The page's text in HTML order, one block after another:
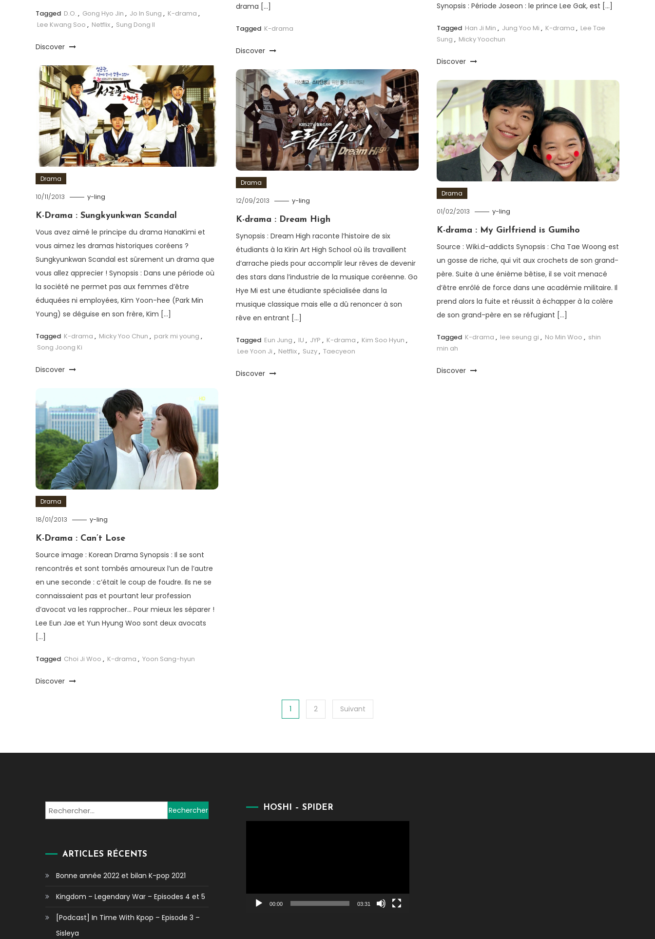
Tagged D.O. , Gong Hyo Jin , Jo In Sung , K-drama ,
Lee Kwang Soo , Netflix, Sung Dong Il
Discover
drama […]
Tagged K-drama
Discover
Synopsis : Période Joseon : le prince Lee Gak, est […]
Tagged Han Ji Min , Jung Yoo Mi , K-drama , Lee Tae
Sung , Micky Yoochun
Discover
Drama
10/11/2013 y-ling
K-Drama : Sungkyunkwan Scandal
Vous avez aimé le principe du drama HanaKimi et
vous aimez les dramas historiques coréens ?
Sungkyunkwan Scandal est sûrement un drama que
vous allez apprecier ! Synopsis : Dans une période où
la société ne permet pas aux femmes d’être
éduquées ni employées, Kim Yoon-hee (Park Min
Young) se déguise en son frère, Kim […]
Tagged K-drama , Micky Yoo Chun , park mi young ,
Song Joong Ki
Discover
Drama
12/09/2013 y-ling
K-drama : Dream High
Synopsis : Dream High raconte l’histoire de six
étudiants à la Kirin Art High School où ils travaillent
d’arrache pieds pour accomplir leur rêves de devenir
des stars dans l’industrie de la musique coréenne. Go
Hye Mi est une étudiante spécialisée dans la
musique classique mais elle a dû renoncer à son
rêve en entrant […]
Tagged Eun Jung , IU , JYP , K-drama , Kim Soo Hyun ,
Lee Yoon Ji , Netflix, Suzy, Taecyeon
Discover
Drama
01/02/2013 y-ling
K-drama : My Girlfriend is Gumiho
Source : Wiki.d-addicts Synopsis : Cha Tae Woong est
un gosse de riche, qui vit aux crochets de son grand-
père. Suite à une énième bêtise, il se voit menacé
d’être enrôlé de force dans une académie militaire. Il
prend alors la fuite et réussit à échapper à la colère
de son grand-père en se réfugiant […]
Tagged K-drama , lee seung gi , No Min Woo , shin
min ah
Discover
Drama
18/01/2013 y-ling
K-Drama : Can’t Lose
Source image : Korean Drama Synopsis : Il se sont
rencontrés et sont tombés amoureux l’un de l’autre
en une seconde : c’était le coup de foudre. Ils ne se
connaissaient pas et pourtant leur profession
d’avocat va les rapprocher… Pour mieux les séparer !
Lee Eun Jae et Yun Hyung Woo sont deux avocats
[…]
Tagged Choi Ji Woo , K-drama , Yoon Sang-hyun
Discover
1 2 Suivant
Rechercher :
ARTICLES RÉCENTS
Bonne année 2022 et bilan K-pop 2021
Kingdom – Legendary War – Episodes 4 et 5
[Podcast] In Time With Kpop – Episode 3 –
Sisleya
HOSHI – SPIDER
00:00 03:31